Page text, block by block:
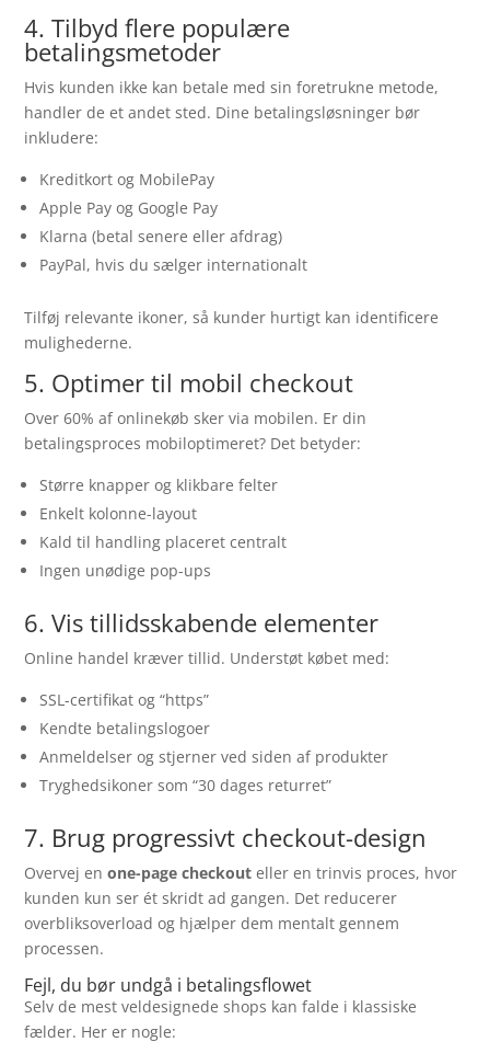
4. Tilbyd flere populære
betalingsmetoder
Hvis kunden ikke kan betale med sin foretrukne metode,
handler de et andet sted. Dine betalingsløsninger bør
inkludere:
Kreditkort og MobilePay
Apple Pay og Google Pay
Klarna (betal senere eller afdrag)
PayPal, hvis du sælger internationalt
Tilføj relevante ikoner, så kunder hurtigt kan identificere
mulighederne.
5. Optimer til mobil checkout
Over 60% af onlinekøb sker via mobilen. Er din
betalingsproces mobiloptimeret? Det betyder:
Større knapper og klikbare felter
Enkelt kolonne-layout
Kald til handling placeret centralt
Ingen unødige pop-ups
6. Vis tillidsskabende elementer
Online handel kræver tillid. Understøt købet med:
SSL-certifikat og “https”
Kendte betalingslogoer
Anmeldelser og stjerner ved siden af produkter
Tryghedsikoner som “30 dages returret”
7. Brug progressivt checkout-design
Overvej enone-page checkout eller en trinvis proces, hvor
kunden kun ser ét skridt ad gangen. Det reducerer
overbliksoverload og hjælper dem mentalt gennem
processen.
Fejl, du bør undgå i betalingsflowet
Selv de mest veldesignede shops kan falde i klassiske
fælder. Her er nogle: